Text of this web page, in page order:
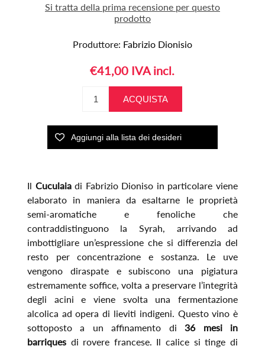
Si tratta della prima recensione per questo
prodotto
Produttore: Fabrizio Dionisio
€41,00 IVA incl.
Il Cuculaiadi Fabrizio Dioniso in particolare viene
elaborato in maniera da esaltarne le proprietà
semi-aromatiche e fenoliche che
contraddistinguono la Syrah, arrivando ad
imbottigliare un’espressione che si differenzia del
resto per concentrazione e sostanza. Le uve
vengono diraspate e subiscono una pigiatura
estremamente soffice, volta a preservare l’integrità
degli acini e viene svolta una fermentazione
alcolica ad opera di lieviti indigeni. Questo vino è
sottoposto a un affinamento di36 mesi in
barriquesdi rovere francese. Il calice si tinge di